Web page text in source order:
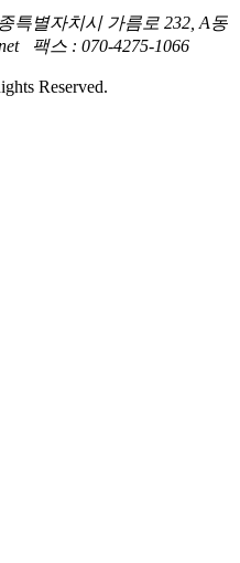
특별자치시 가름로 232, A동
팩스 : 070-4275-1066
Reserved.